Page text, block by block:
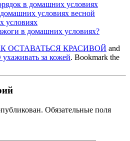
в домашних условиях
условиях весной
условиях
в домашних условиях?
ОСТАВАТЬСЯ КРАСИВОЙ and
за кожей. Bookmark the
Обязательные поля